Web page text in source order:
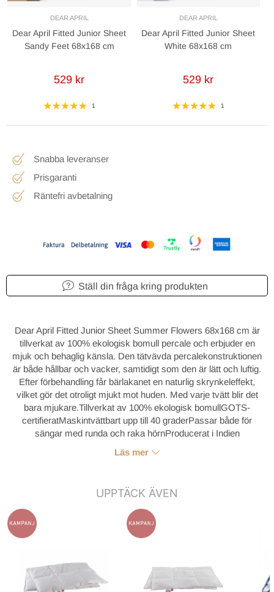
DEAR APRIL
Dear April Fitted Junior Sheet
Sandy Feet 68x168 cm
529 kr
1
DEAR APRIL
Dear April Fitted Junior Sheet
White 68x168 cm
529 kr
1
Snabba leveranser
Prisgaranti
Räntefri avbetalning
Ställ din fråga kring produkten
Dear April Fitted Junior Sheet Summer Flowers 68x168 cm är
tillverkat av 100% ekologisk bomull percale och erbjuder en
mjuk och behaglig känsla. Den tätvävda percalekonstruktionen
är både hållbar och vacker, samtidigt som den är lätt och luftig.
Efter förbehandling får bärlakanet en naturlig skrynkeleffekt,
vilket gör det otroligt mjukt mot huden. Med varje tvätt blir det
bara mjukare.Tillverkat av 100% ekologisk bomullGOTS-
certifieratMaskintvättbart upp till 40 graderPassar både för
sängar med runda och raka hörnProducerat i Indien
Läs mer
UPPTÄCK ÄVEN